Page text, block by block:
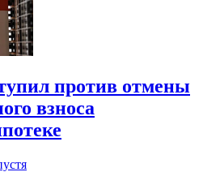
против отмены
взноса